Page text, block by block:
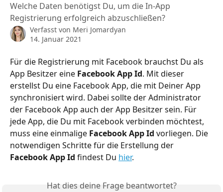
Welche Daten benötigst Du, um die In-App
Registrierung erfolgreich abzuschließen?
Verfasst von Meri Jomardyan
14. Januar 2021
Für die Registrierung mit Facebook brauchst Du als
App Besitzer eine Facebook App Id. Mit dieser
erstellst Du eine Facebook App, die mit Deiner App
synchronisiert wird. Dabei sollte der Administrator
der Facebook App auch der App Besitzer sein. Für
jede App, die Du mit Facebook verbinden möchtest,
muss eine einmalige Facebook App Id vorliegen. Die
notwendigen Schritte für die Erstellung der
Facebook App Id findest Du hier.
Hat dies deine Frage beantwortet?